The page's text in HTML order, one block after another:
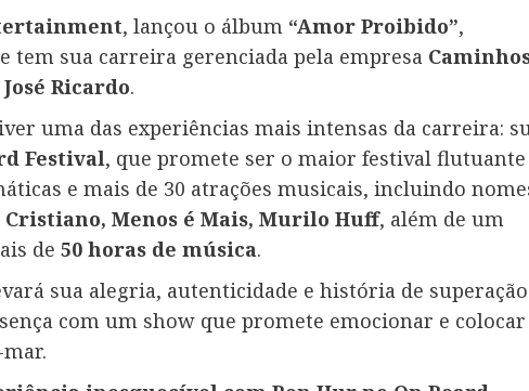
, lançou o álbum “Amor Proibido”,
tem sua carreira gerenciada pela empresa
José Ricardo.
uma das experiências mais intensas da carreira:
Festival, que promete ser o maior festival flutuante
e mais de 30 atrações musicais, incluindo
Cristiano, Menos é Mais, Murilo Huff, além de um
de 50 horas de música.
sua alegria, autenticidade e história de superação
com um show que promete emocionar e colocar